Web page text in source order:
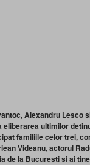
Alexandru Lesco
eliberarea ultimilor
familiile celor trei,
Videanu, actorul
de la Bucuresti si ai